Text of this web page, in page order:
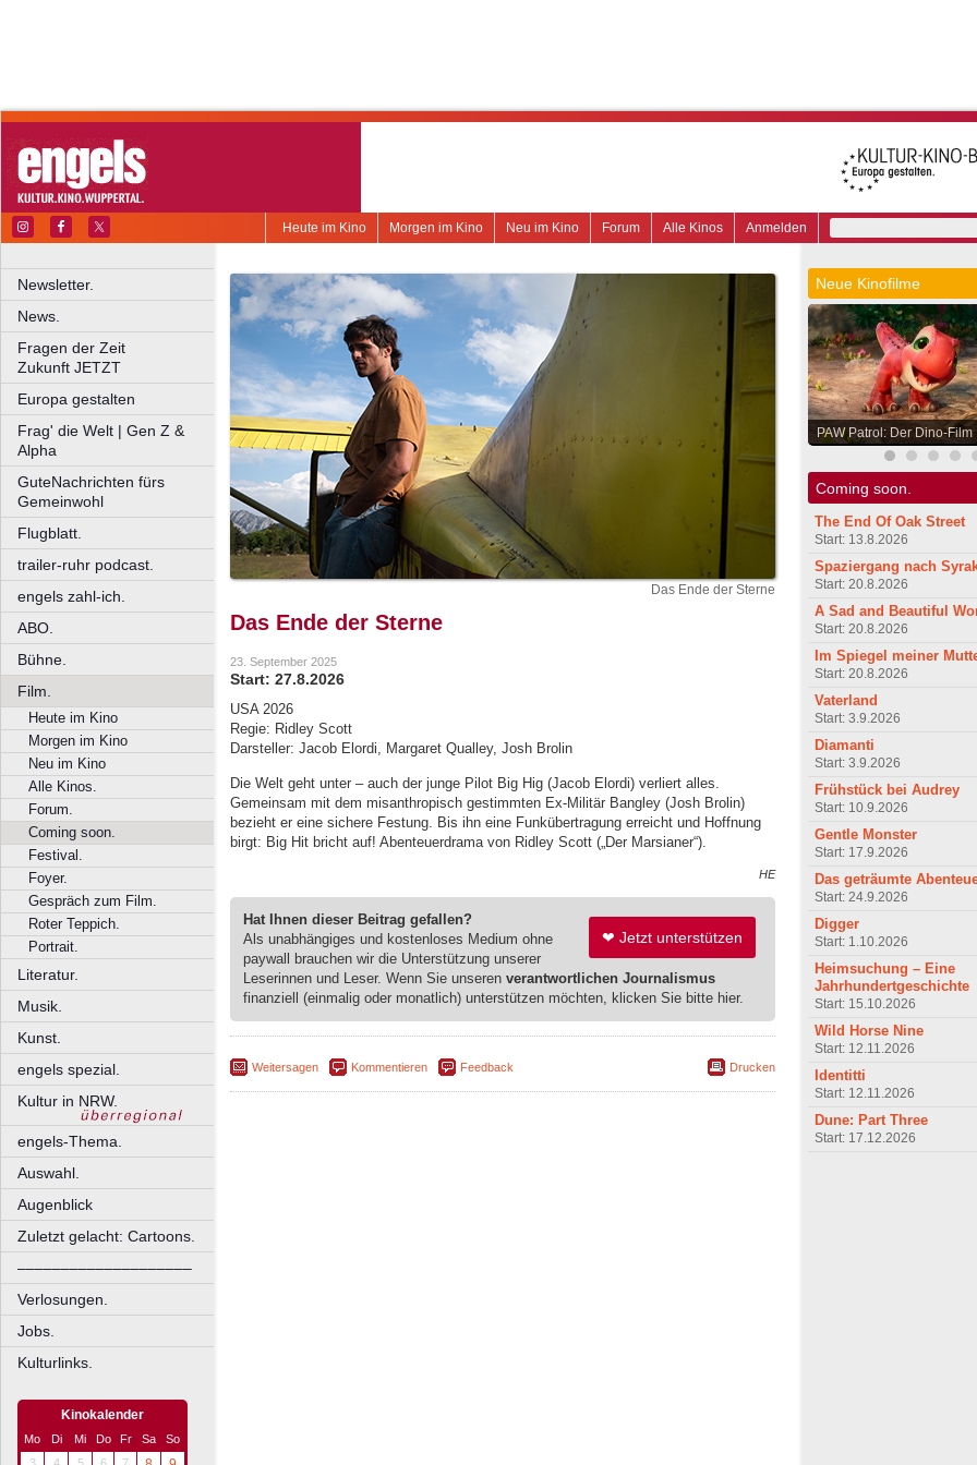
Anmelden
Alle Kinos
Forum
Neu im Kino
Morgen im Kino
Heute im Kino
Newsletter.
News.
Fragen der Zeit
Zukunft JETZT
Europa gestalten
Frag' die Welt | Gen Z &
Alpha
GuteNachrichten fürs
Gemeinwohl
Flugblatt.
trailer-ruhr podcast.
engels zahl-ich.
ABO.
Bühne.
Film.
Heute im Kino
Morgen im Kino
Neu im Kino
Alle Kinos.
Forum.
Coming soon.
Festival.
Foyer.
Gespräch zum Film.
Roter Teppich.
Portrait.
Literatur.
Musik.
Kunst.
engels spezial.
Kultur in NRW.
engels-Thema.
Auswahl.
Augenblick
Zuletzt gelacht: Cartoons.
––––––––––––––––––––
Verlosungen.
Jobs.
Kulturlinks.
Kinokalender
Mo Di Mi Do Fr Sa
So
Das Ende der Sterne
Das Ende der Sterne
23. September 2025
Start: 27.8.2026
USA 2026
Regie: Ridley Scott
Darsteller: Jacob Elordi, Margaret Qualley, Josh Brolin
Die Welt geht unter – auch der junge Pilot Big Hig (Jacob Elordi) verliert alles.
Gemeinsam mit dem misanthropisch gestimmten Ex-Militär Bangley (Josh Brolin)
bezieht er eine sichere Festung. Bis ihn eine Funkübertragung erreicht und Hoffnung
birgt: Big Hit bricht auf! Abenteuerdrama von Ridley Scott („Der Marsianer“).
HE
❤ Jetzt unterstützen
Hat Ihnen dieser Beitrag gefallen?
Als unabhängiges und kostenloses Medium ohne
paywall brauchen wir die Unterstützung unserer
Leserinnen und Leser. Wenn Sie unseren verantwortlichen Journalismus
finanziell (einmalig oder monatlich) unterstützen möchten, klicken Sie bitte hier.
Weitersagen Kommentieren Feedback Drucken
Neue Kinofilme
PAW Patrol: Der Dino-Film
Coming soon.
The End Of Oak Street
Start: 13.8.2026
Spaziergang nach
Start: 20.8.2026
A Sad and Beautiful
Start: 20.8.2026
Im Spiegel meiner
Start: 20.8.2026
Vaterland
Start: 3.9.2026
Diamanti
Start: 3.9.2026
Frühstück bei Audrey
Start: 10.9.2026
Gentle Monster
Start: 17.9.2026
Das geträumte
Start: 24.9.2026
Digger
Start: 1.10.2026
Heimsuchung – Eine
Jahrhundertgeschichte
Start: 15.10.2026
Wild Horse Nine
Start: 12.11.2026
Identitti
Start: 12.11.2026
Dune: Part Three
Start: 17.12.2026